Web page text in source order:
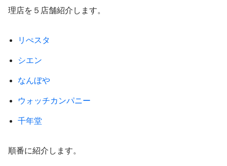
理店を５店舗紹介します。
リぺスタ
シエン
なんぼや
ウォッチカンパニー
千年堂
順番に紹介します。